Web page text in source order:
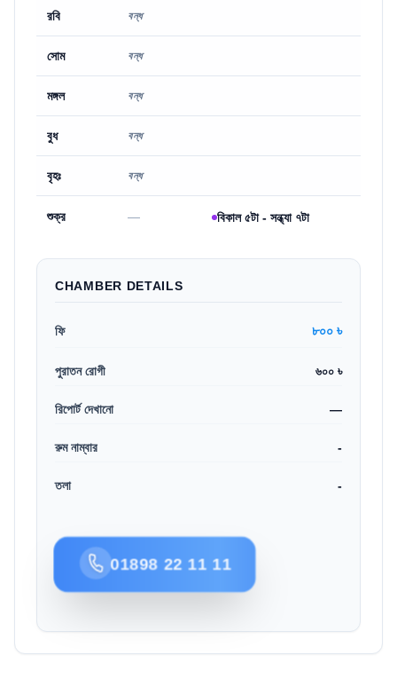
রবি বন্ধ
সোম বন্ধ
মঙ্গল বন্ধ
বুধ বন্ধ
বৃহঃ বন্ধ
শুক্র — বিকাল ৫টা - সন্ধ্যা ৭টা
CHAMBER DETAILS
ফি ৮০০ ৳
পুরাতন রোগী ৬০০ ৳
রিপোর্ট দেখানো —
রুম নাম্বার -
তলা -
01898 22 11 11